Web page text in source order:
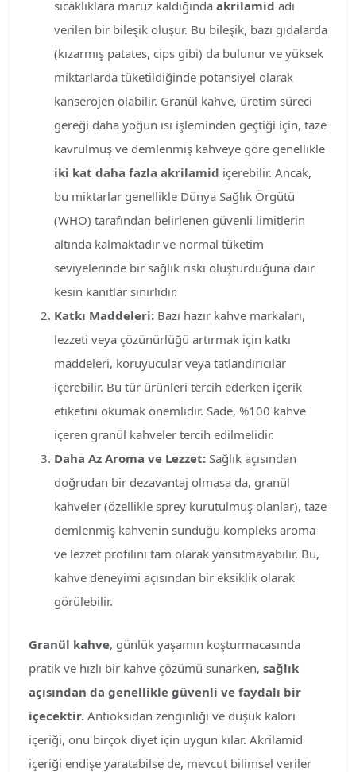
sıcaklıklara maruz kaldığında akrilamid adı
verilen bir bileşik oluşur. Bu bileşik, bazı gıdalarda
(kızarmış patates, cips gibi) da bulunur ve yüksek
miktarlarda tüketildiğinde potansiyel olarak
kanserojen olabilir. Granül kahve, üretim süreci
gereği daha yoğun ısı işleminden geçtiği için, taze
kavrulmuş ve demlenmiş kahveye göre genellikle
iki kat daha fazla akrilamid içerebilir. Ancak,
bu miktarlar genellikle Dünya Sağlık Örgütü
(WHO) tarafından belirlenen güvenli limitlerin
altında kalmaktadır ve normal tüketim
seviyelerinde bir sağlık riski oluşturduğuna dair
kesin kanıtlar sınırlıdır.
Katkı Maddeleri: Bazı hazır kahve markaları,
lezzeti veya çözünürlüğü artırmak için katkı
maddeleri, koruyucular veya tatlandırıcılar
içerebilir. Bu tür ürünleri tercih ederken içerik
etiketini okumak önemlidir. Sade, %100 kahve
içeren granül kahveler tercih edilmelidir.
Daha Az Aroma ve Lezzet: Sağlık açısından
doğrudan bir dezavantaj olmasa da, granül
kahveler (özellikle sprey kurutulmuş olanlar), taze
demlenmiş kahvenin sunduğu kompleks aroma
ve lezzet profilini tam olarak yansıtmayabilir. Bu,
kahve deneyimi açısından bir eksiklik olarak
görülebilir.
Granül kahve, günlük yaşamın koşturmacasında
pratik ve hızlı bir kahve çözümü sunarken, sağlık
açısından da genellikle güvenli ve faydalı bir
içecektir. Antioksidan zenginliği ve düşük kalori
içeriği, onu birçok diyet için uygun kılar. Akrilamid
içeriği endişe yaratabilse de, mevcut bilimsel veriler